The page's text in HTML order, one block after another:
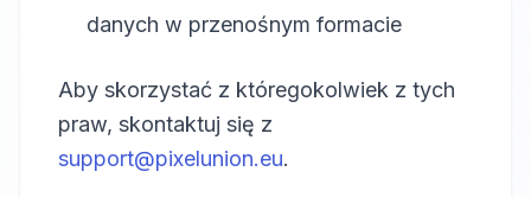
danych w przenośnym formacie
Aby skorzystać z któregokolwiek z tych
praw, skontaktuj się z
support@pixelunion.eu.